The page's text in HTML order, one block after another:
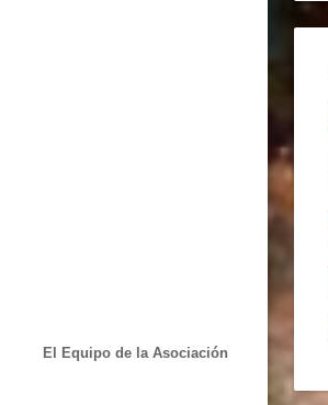
El Equipo de la Asociación